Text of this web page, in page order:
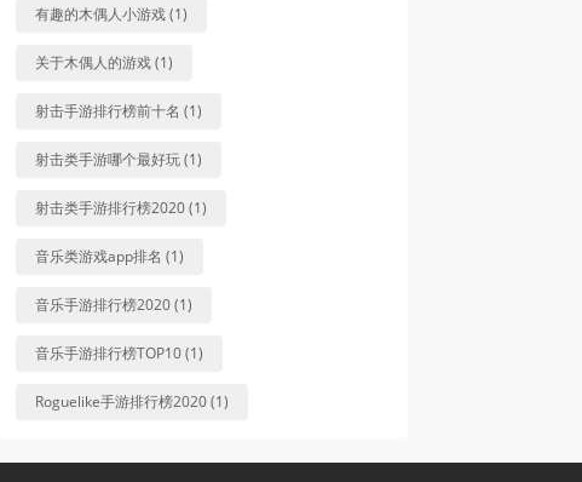
有趣的木偶人小游戏 (1)
关于木偶人的游戏 (1)
射击手游排行榜前十名 (1)
射击类手游哪个最好玩 (1)
射击类手游排行榜2020 (1)
音乐类游戏app排名 (1)
音乐手游排行榜2020 (1)
音乐手游排行榜TOP10 (1)
Roguelike手游排行榜2020 (1)